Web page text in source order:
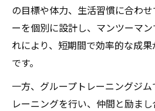
パーソナルジムでグル
トとは
グループレッスンでモ
パーソナルジムとグル
さ比較
の目標や体力、生活習慣に合わ
ーを個別に設計し、マンツーマ
れにより、短期間で効率的な成
です。
一方、グループトレーニングジ
レーニングを行い、仲間と励ま